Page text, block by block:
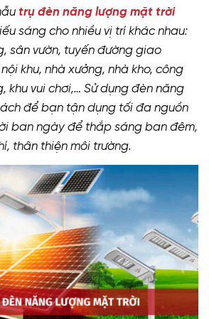
trụ đèn năng lượng mặt trời
sáng cho nhiều vị trí khác nhau:
sân vườn, tuyến đường giao
khu, nhà xưởng, nhà kho, công
khu vui chơi,… Sử dụng đèn năng
để bạn tận dụng tối đa nguồn
ban ngày để thắp sáng ban đêm,
thân thiện môi trường.